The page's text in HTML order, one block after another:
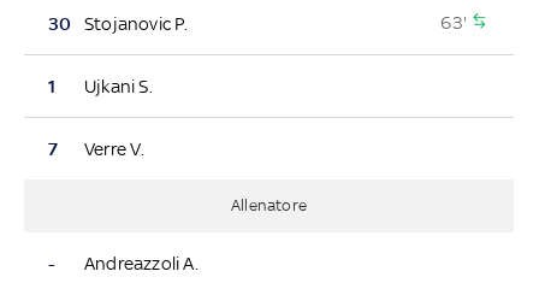
30 Stojanovic P. 63'
1 Ujkani S.
7 Verre V.
Allenatore
- Andreazzoli A.